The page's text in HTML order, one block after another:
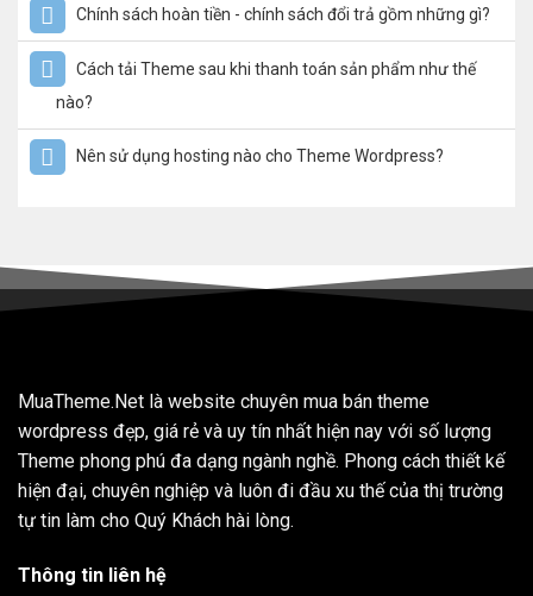
Chính sách hoàn tiền - chính sách đổi trả gồm những gì?
Cách tải Theme sau khi thanh toán sản phẩm như thế
nào?
Nên sử dụng hosting nào cho Theme Wordpress?
MuaTheme.Net là website chuyên mua bán theme
wordpress đẹp, giá rẻ và uy tín nhất hiện nay với số lượng
Theme phong phú đa dạng ngành nghề. Phong cách thiết kế
hiện đại, chuyên nghiệp và luôn đi đầu xu thế của thị trường
tự tin làm cho Quý Khách hài lòng.
Thông tin liên hệ